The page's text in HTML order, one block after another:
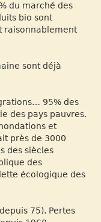
du marché des
bio sont
raisonnablement
sont déjà
95% des
des pays pauvres.
et
près de 3000
des siècles
des
écologique des
75). Pertes